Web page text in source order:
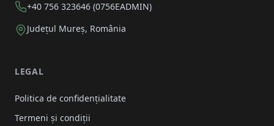
+40 756 323646 (0756EADMIN)
Județul Mureș, România
LEGAL
Politica de confidențialitate
Termeni și condiții